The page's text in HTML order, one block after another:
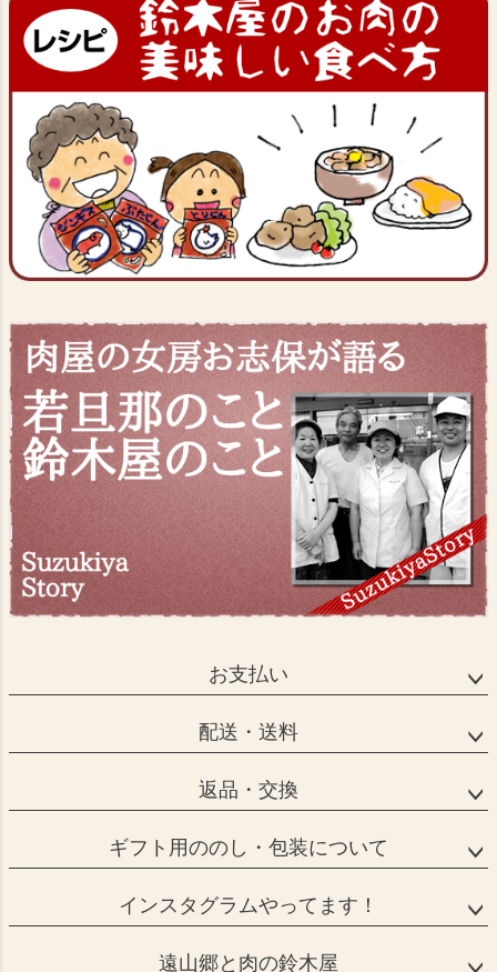
お支払い
配送・送料
返品・交換
ギフト用ののし・包装について
インスタグラムやってます！
遠山郷と肉の鈴木屋